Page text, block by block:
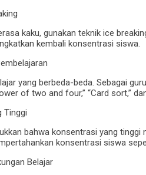
kaku, gunakan teknik ice
kembali konsentrasi siswa.
yang berbeda-beda. Sebagai
of two and four,” “Card sort,”
Tinggi
bahwa konsentrasi yang
konsentrasi siswa
Belajar